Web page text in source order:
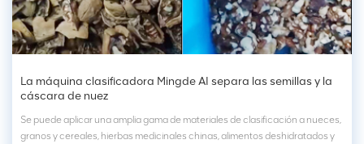
La máquina clasificadora Mingde AI separa las semillas y la
cáscara de nuez
Se puede aplicar una amplia gama de materiales de clasificación a nueces,
granos y cereales, hierbas medicinales chinas, alimentos deshidratados y